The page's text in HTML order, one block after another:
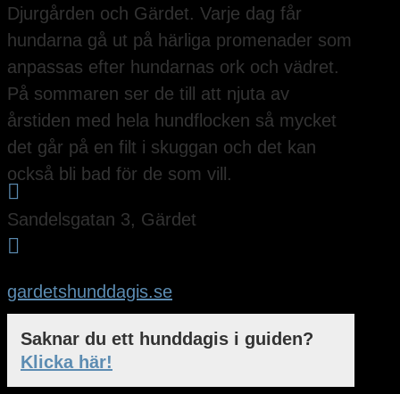
Djurgården och Gärdet. Varje dag får
hundarna gå ut på härliga promenader som
anpassas efter hundarnas ork och vädret.
På sommaren ser de till att njuta av
årstiden med hela hundflocken så mycket
det går på en filt i skuggan och det kan
också bli bad för de som vill.

Sandelsgatan 3, Gärdet

gardetshunddagis.se
Saknar du ett hunddagis i guiden?
Klicka här!